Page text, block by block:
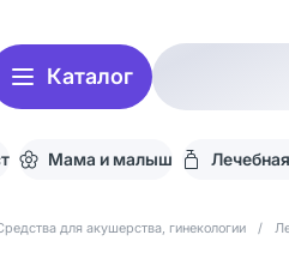
Каталог
Мама и малыш
для акушерства, гинекологии /